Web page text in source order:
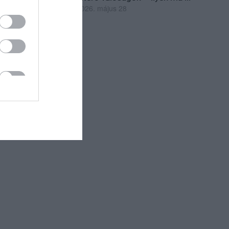
2026. május 28